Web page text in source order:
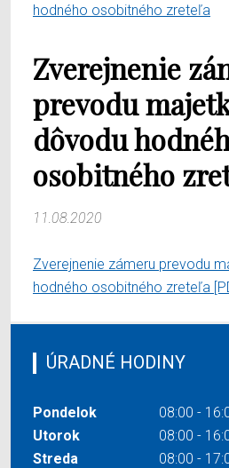
O obci
hodného osobitného zreteľa
Zverejnenie
prevodu
dôvodu
osobitného
11.08.2020
Zverejnenie zámeru prevodu
hodného osobitného zreteľa
ÚRADNÉ HODINY
Pondelok
08:00 -
Utorok
08:00 -
Streda
08:00 -